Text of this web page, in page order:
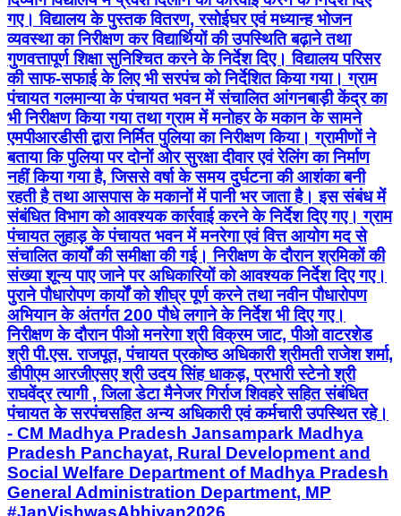
भी निरीक्षण किया गया तथा ग्राम में मनोहर के मकान के सामने
एमपीआरडीसी द्वारा निर्मित पुलिया का निरीक्षण किया। ग्रामीणों ने
बताया कि पुलिया पर दोनों ओर सुरक्षा दीवार एवं रेलिंग का निर्माण
नहीं किया गया है, जिससे वर्षा के समय दुर्घटना की आशंका बनी
रहती है तथा आसपास के मकानों में पानी भर जाता है। इस संबंध में
संबंधित विभाग को आवश्यक कार्रवाई करने के निर्देश दिए गए। ग्राम
पंचायत लुहाड़ के पंचायत भवन में मनरेगा एवं वित्त आयोग मद से
संचालित कार्यों की समीक्षा की गई। निरीक्षण के दौरान श्रमिकों की
संख्या शून्य पाए जाने पर अधिकारियों को आवश्यक निर्देश दिए गए।
पुराने पौधारोपण कार्यों को शीघ्र पूर्ण करने तथा नवीन पौधारोपण
अभियान के अंतर्गत 200 पौधे लगाने के निर्देश भी दिए गए।
निरीक्षण के दौरान पीओ मनरेगा श्री विक्रम जाट, पीओ वाटरशेड
श्री पी.एस. राजपूत, पंचायत प्रकोष्ठ अधिकारी श्रीमती राजेश शर्मा,
डीपीएम आरजीएसए श्री उदय सिंह धाकड़, प्रभारी स्टेनो श्री
राघवेंद्र त्यागी , जिला डेटा मैनेजर गिर्राज शिवहरे सहित संबंधित
पंचायत के सरपंचसहित अन्य अधिकारी एवं कर्मचारी उपस्थित रहे।
- CM Madhya Pradesh Jansampark Madhya
Pradesh Panchayat, Rural Development and
Social Welfare Department of Madhya Pradesh
General Administration Department, MP
#JanVishwasAbhiyan2026
#हर_शुक्रवार_जनता_के_नाम #JansamparkMP
#sheopur
Sheopur, Madhya Pradesh | Aug 7, 2026